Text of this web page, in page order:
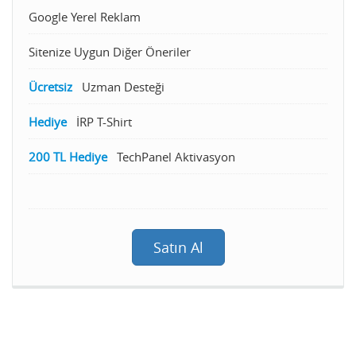
Google Yerel Reklam
Sitenize Uygun Diğer Öneriler
Ücretsiz Uzman Desteği
Hediye İRP T-Shirt
200 TL Hediye TechPanel Aktivasyon
Satın Al